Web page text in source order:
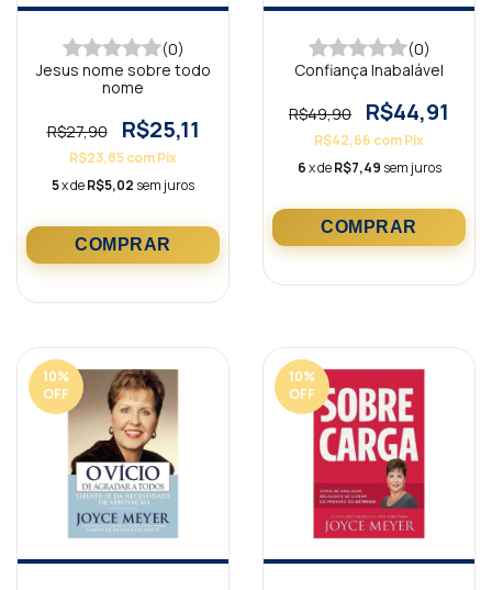
(0)
Jesus nome sobre todo
nome
R$27,90 R$25,11
R$23,85comPix
5x deR$5,02 sem juros
(0)
Confiança Inabalável
R$49,90 R$44,91
R$42,66 comPix
6x deR$7,49 sem juros
10%
OFF
10%
OFF